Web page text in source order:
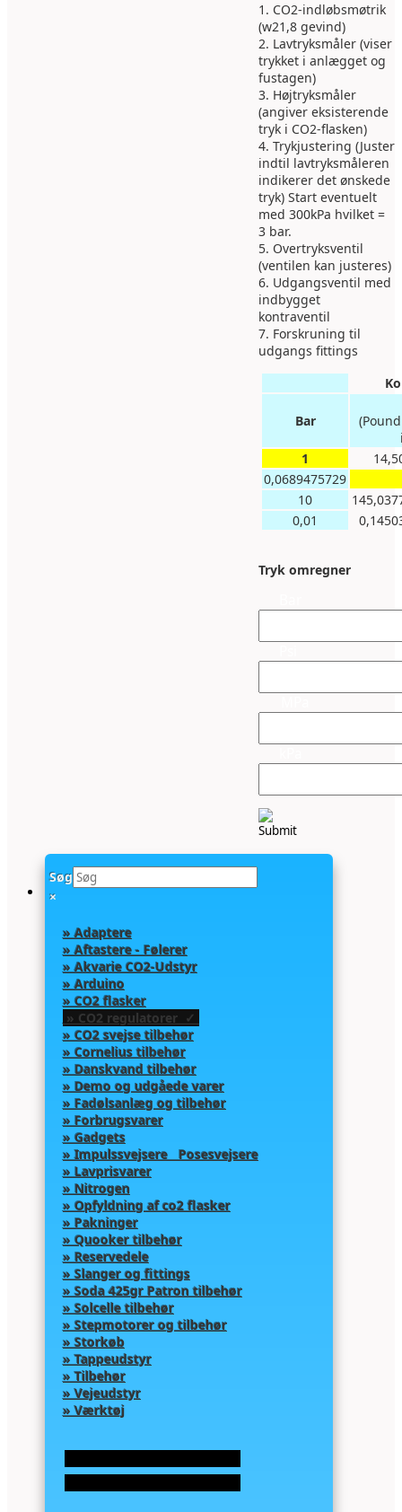
1. CO2-indløbsmøtrik
(w21,8 gevind)
2. Lavtryksmåler (viser
trykket i anlægget og
fustagen)
3. Højtryksmåler
(angiver eksisterende
tryk i CO2-flasken)
4. Trykjustering (Juster
indtil lavtryksmåleren
indikerer det ønskede
tryk) Start eventuelt
med 300kPa hvilket =
3 bar.
5. Overtryksventil
(ventilen kan justeres)
6. Udgangsventil med
indbygget
kontraventil
7. Forskruning til
udgangs fittings
Bar
1
0,0689475729
10
0,01
Tryk omregner
Søg
×
» Adaptere
» Aftastere - Følerer
» Akvarie CO2-Udstyr
» Arduino
» CO2 flasker
» CO2 regulatorer ✓
» CO2 svejse tilbehør
» Cornelius tilbehør
» Danskvand tilbehør
» Demo og udgåede varer
» Fadølsanlæg og tilbehør
» Forbrugsvarer
» Gadgets
» Impulssvejsere Posesvejsere
» Lavprisvarer
» Nitrogen
» Opfyldning af co2 flasker
» Pakninger
» Quooker tilbehør
» Reservedele
» Slanger og fittings
» Soda 425gr Patron tilbehør
» Solcelle tilbehør
» Stepmotorer og tilbehør
» Storkøb
» Tappeudstyr
» Tilbehør
» Vejeudstyr
» Værktøj